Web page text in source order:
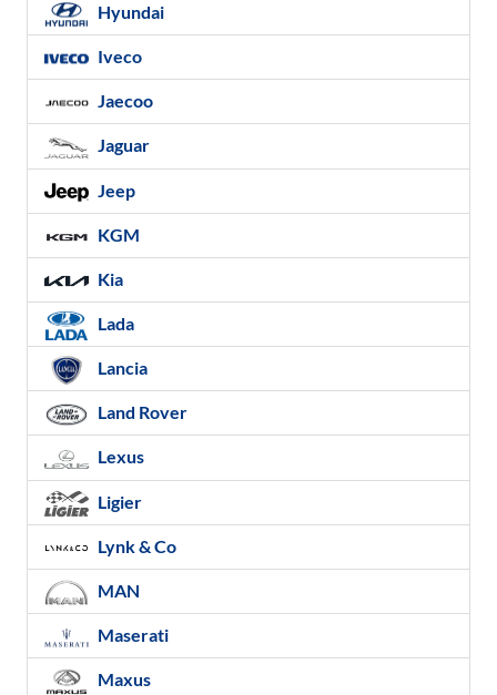
Hyundai
Iveco
Jaecoo
Jaguar
Jeep
KGM
Kia
Lada
Lancia
Land Rover
Lexus
Ligier
Lynk & Co
MAN
Maserati
Maxus